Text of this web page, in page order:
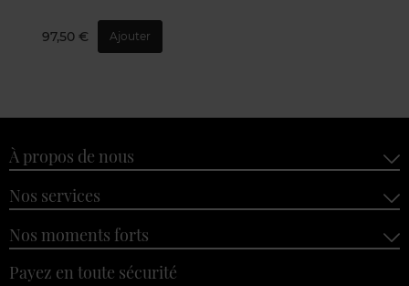
97,50 € Ajouter
À propos de nous
Nos services
Nos moments forts
Payez en toute sécurité